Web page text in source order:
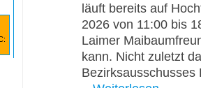
läuft bereits auf
2026 von 11:00 bis
Laimer
kann. Nicht zuletzt
Bezirksausschusses